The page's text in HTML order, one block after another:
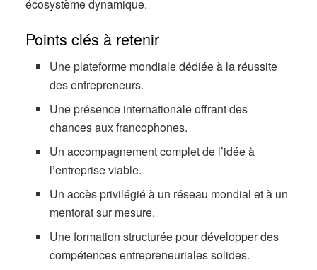
écosystème dynamique.
Points clés à retenir
Une plateforme mondiale dédiée à la réussite
des entrepreneurs.
Une présence internationale offrant des
chances aux francophones.
Un accompagnement complet de l’idée à
l’entreprise viable.
Un accès privilégié à un réseau mondial et à un
mentorat sur mesure.
Une formation structurée pour développer des
compétences entrepreneuriales solides.